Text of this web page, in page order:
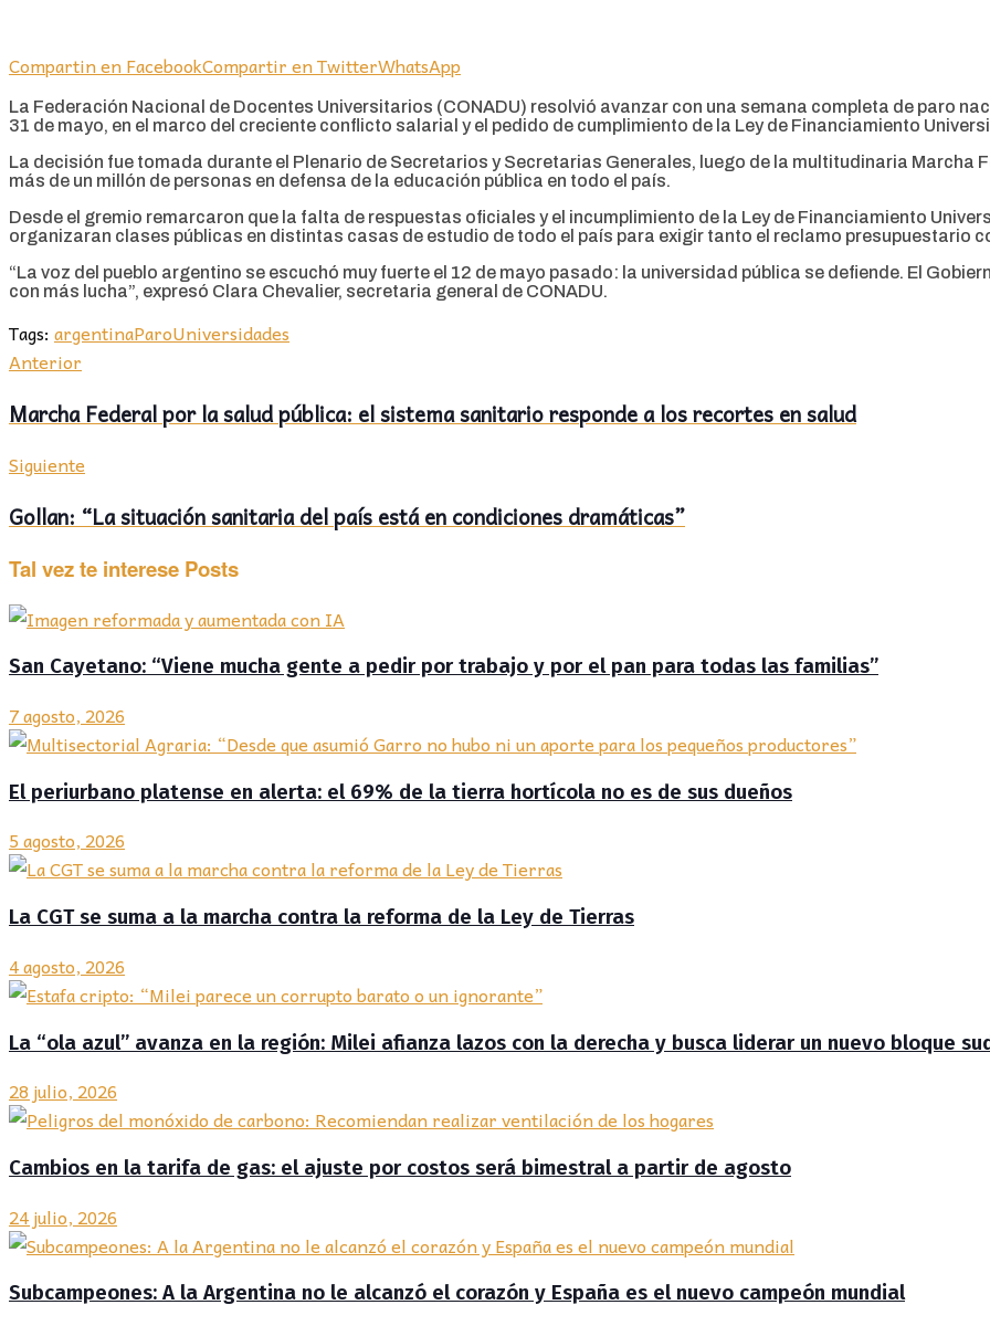
Compartin en FacebookCompartir en TwitterWhatsApp
La Federación Nacional de Docentes Universitarios (CONADU) resolvió avanzar con una semana completa de paro
31 de mayo, en el marco del creciente conflicto salarial y el pedido de cumplimiento de la Ley de Financiamiento
La decisión fue tomada durante el Plenario de Secretarios y Secretarias Generales, luego de la multitudinaria Marcha
más de un millón de personas en defensa de la educación pública en todo el país.
Desde el gremio remarcaron que la falta de respuestas oficiales y el incumplimiento de la Ley de Financiamiento
organizaran clases públicas en distintas casas de estudio de todo el país para exigir tanto el reclamo presupuestario
“La voz del pueblo argentino se escuchó muy fuerte el 12 de mayo pasado: la universidad pública se defiende. El
con más lucha”, expresó Clara Chevalier, secretaria general de CONADU.
Tags: argentinaParoUniversidades
Anterior
Marcha Federal por la salud pública: el sistema sanitario responde a los recortes en salud
Siguiente
Gollan: “La situación sanitaria del país está en condiciones dramáticas”
Tal vez te interese Posts
San Cayetano: “Viene mucha gente a pedir por trabajo y por el pan para todas las familias”
7 agosto, 2026
El periurbano platense en alerta: el 69% de la tierra hortícola no es de sus dueños
5 agosto, 2026
La CGT se suma a la marcha contra la reforma de la Ley de Tierras
4 agosto, 2026
La “ola azul” avanza en la región: Milei afianza lazos con la derecha y busca liderar un nuevo bloque
28 julio, 2026
Cambios en la tarifa de gas: el ajuste por costos será bimestral a partir de agosto
24 julio, 2026
Subcampeones: A la Argentina no le alcanzó el corazón y España es el nuevo campeón mundial